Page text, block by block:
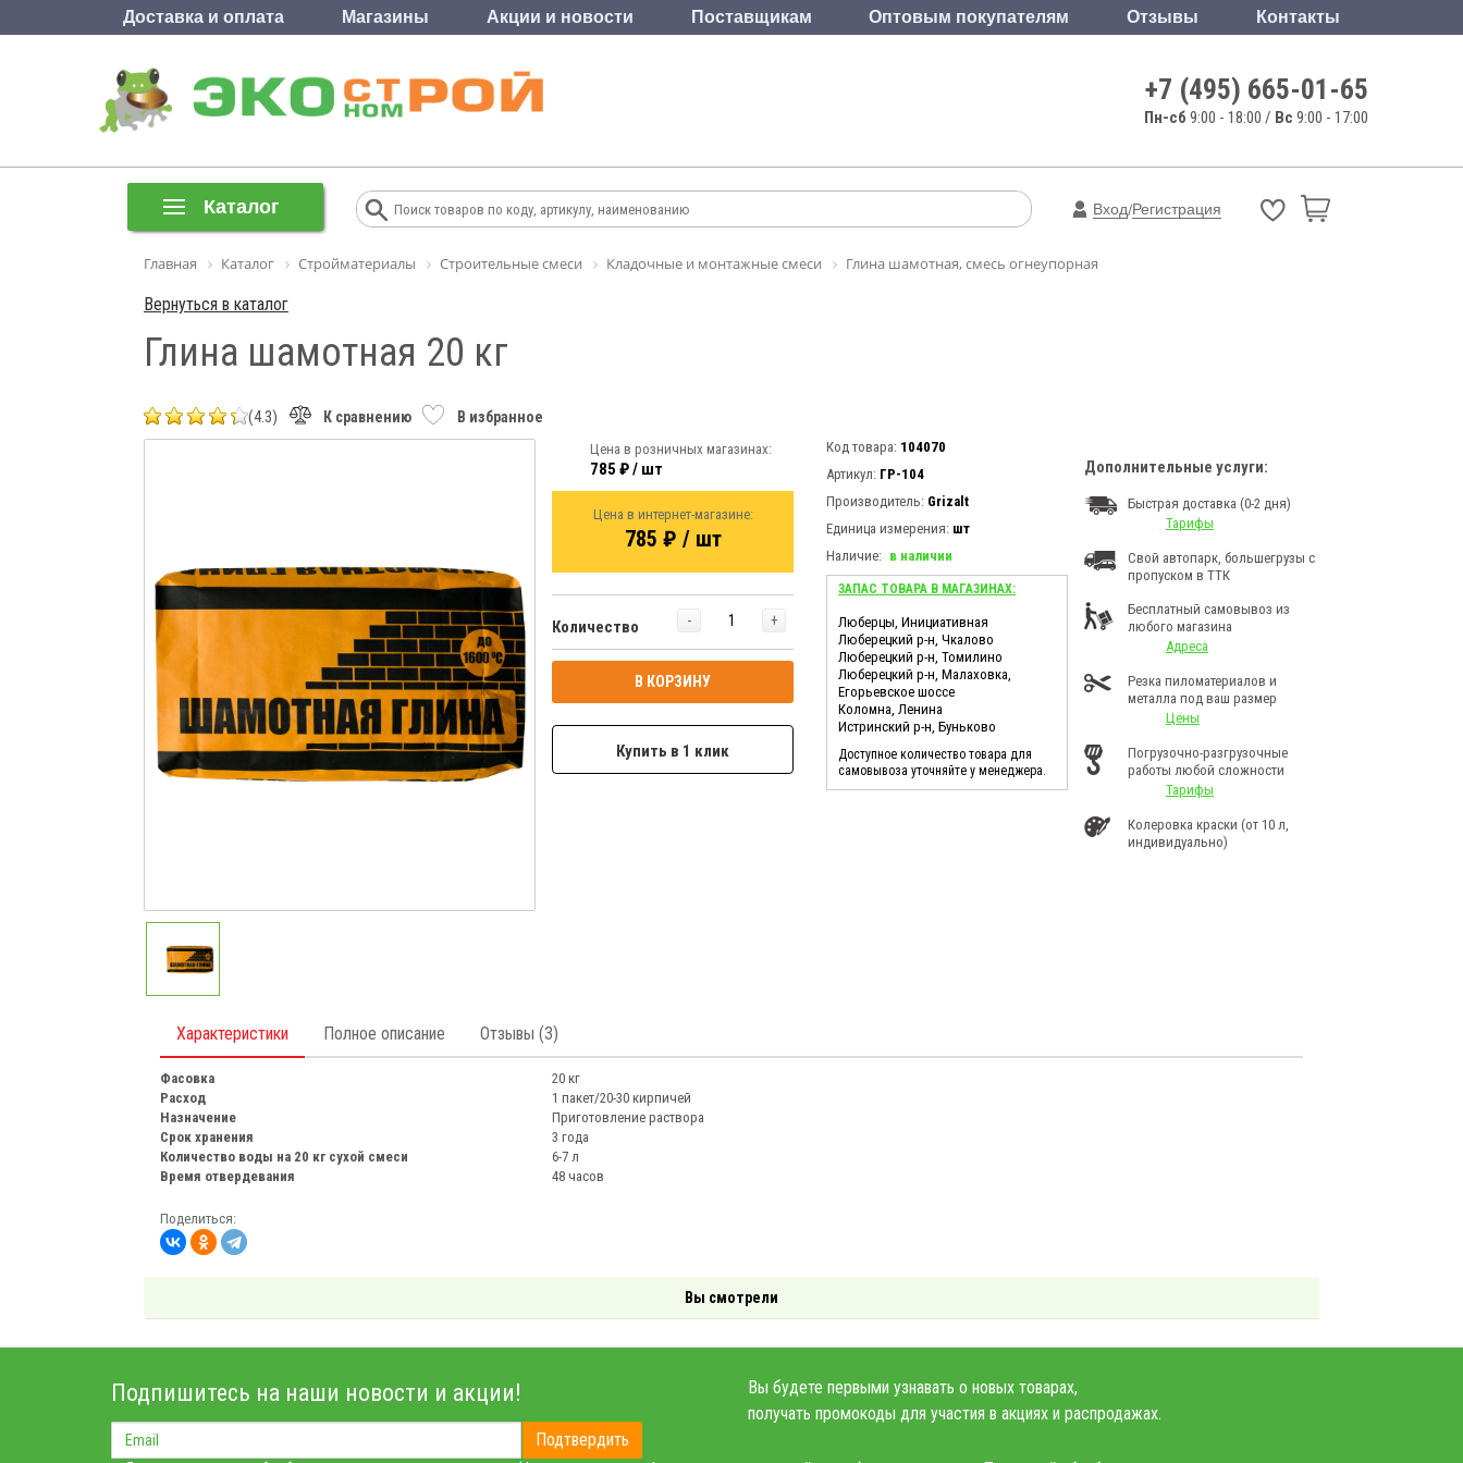
Доставка и оплата Магазины Акции и новости Поставщикам Оптовым покупателям Отзывы Контакты
+7 (495) 665-01-65
Пн-сб 9:00 - 18:00 / Вс 9:00 - 17:00
Каталог Вход/Регистрация
Главная Каталог Стройматериалы Строительные смеси Кладочные и монтажные смеси Глина шамотная, смесь огнеупорная
Вернуться в каталог
Глина шамотная 20 кг
(4.3) К сравнению В избранное
Цена в розничных магазинах:
785 ₽ / шт
Цена в интернет-магазине:
785 ₽ / шт
Количество - +
В КОРЗИНУ
Купить в 1 клик
Код товара: 104070
Артикул: ГР-104
Производитель: Grizalt
Единица измерения: шт
Наличие: в наличии
ЗАПАС ТОВАРА В МАГАЗИНАХ:
Люберцы, Инициативная
Люберецкий р-н, Чкалово
Люберецкий р-н, Томилино
Люберецкий р-н, Малаховка,
Егорьевское шоссе
Коломна, Ленина
Истринский р-н, Буньково
Доступное количество товара для
самовывоза уточняйте у менеджера.
Дополнительные услуги:
Быстрая доставка (0-2 дня)
Тарифы
Свой автопарк, большегрузы с
пропуском в ТТК
Бесплатный самовывоз из
любого магазина
Адреса
Резка пиломатериалов и
металла под ваш размер
Цены
Погрузочно-разгрузочные
работы любой сложности
Тарифы
Колеровка краски (от 10 л,
индивидуально)
Характеристики Полное описание Отзывы (3)
Фасовка
20 кг
Расход
1 пакет/20-30 кирпичей
Назначение
Приготовление раствора
Срок хранения
3 года
Количество воды на 20 кг сухой смеси
6-7 л
Время отвердевания
48 часов
Поделиться:
Вы смотрели
Подпишитесь на наши новости и акции!
Подтвердить
Вы будете первыми узнавать о новых товарах,
получать промокоды для участия в акциях и распродажах.